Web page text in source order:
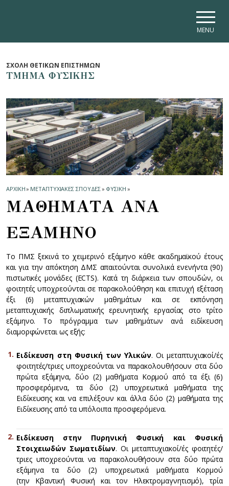
MENU
ΣΧΟΛΗ ΘΕΤΙΚΩΝ ΕΠΙΣΤΗΜΩΝ
ΤΜΗΜΑ ΦΥΣΙΚΗΣ
ΑΡΧΙΚΗ» ΜΕΤΑΠΤΥΧΙΑΚΕΣ ΣΠΟΥΔΕΣ» ΦΥΣΙΚΗ »
ΜΑΘΗΜΑΤΑ ΑΝΑ
ΕΞΑΜΗΝΟ
Το ΠΜΣ ξεκινά το χειμερινό εξάμηνο κάθε ακαδημαϊκού έτους
και για την απόκτηση ΔMΣ απαιτούνται συνολικά ενενήντα (90)
πιστωτικές μονάδες (ECTS). Κατά τη διάρκεια των σπουδών, οι
φοιτητές υποχρεούνται σε παρακολούθηση και επιτυχή εξέταση
έξι (6) μεταπτυχιακών μαθημάτων και σε εκπόνηση
μεταπτυχιακής διπλωματικής ερευνητικής εργασίας στο τρίτο
εξάμηνο. Το πρόγραμμα των μαθημάτων ανά ειδίκευση
διαμορφώνεται ως εξής:
Ειδίκευση στη Φυσική των Υλικών. Οι μεταπτυχιακοί/ές
φοιτητές/τριες υποχρεούνται να παρακολουθήσουν στα δύο
πρώτα εξάμηνα, δύο (2) μαθήματα Κορμού από τα έξι (6)
προσφερόμενα, τα δύο (2) υποχρεωτικά μαθήματα της
Ειδίκευσης και να επιλέξουν και άλλα δύο (2) μαθήματα της
Ειδίκευσης από τα υπόλοιπα προσφερόμενα.
Ειδίκευση στην Πυρηνική Φυσική και Φυσική
Στοιχειωδών Σωματιδίων. Οι μεταπτυχιακοί/ές φοιτητές/
τριες υποχρεούνται να παρακολουθήσουν στα δύο πρώτα
εξάμηνα τα δύο (2) υποχρεωτικά μαθήματα Κορμού
(την Κβαντική Φυσική και τον Ηλεκτρομαγνητισμό), τρία